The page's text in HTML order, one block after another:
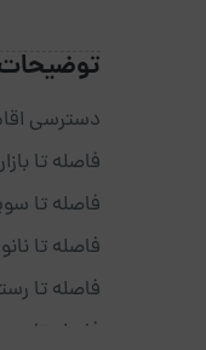
توضیحات
دسترسی
فاصله تا
فاصله تا
فاصله تا
فاصله تا
فاصله تا